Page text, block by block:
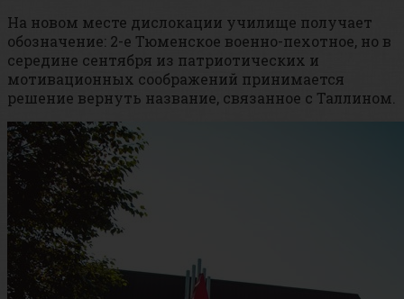
На новом месте дислокации училище получает
обозначение: 2-е Тюменское военно-пехотное, но в
середине сентября из патриотических и
мотивационных соображений принимается
решение вернуть название, связанное с Таллином.